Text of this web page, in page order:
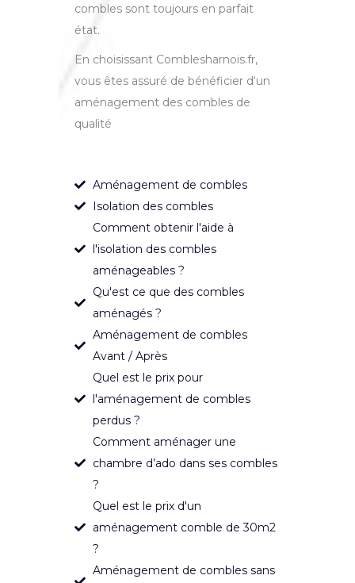
combles sont toujours en parfait
état.
En choisissant Comblesharnois.fr,
vous êtes assuré de bénéficier d‘un
aménagement des combles de
qualité
Aménagement de combles
Isolation des combles
Comment obtenir l'aide à
l'isolation des combles
aménageables ?
Qu'est ce que des combles
aménagés ?
Aménagement de combles
Avant / Après
Quel est le prix pour
l'aménagement de combles
perdus ?
Comment aménager une
chambre d’ado dans ses combles
?
Quel est le prix d'un
aménagement comble de 30m2
?
Aménagement de combles sans